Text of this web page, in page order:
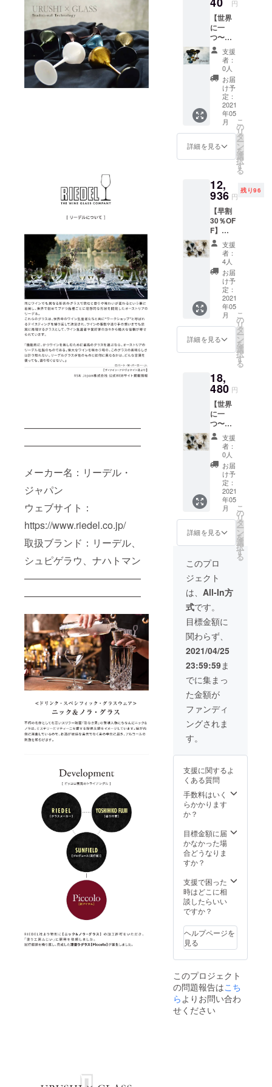
————————————
————————————
メーカー名：リーデル・
ジャパン
ウェブサイト：
https://www.riedel.co.jp/
取扱ブランド：リーデル、
シュピゲラウ、ナハトマン
————————————
————————————
円
【世界
に一
つ〜完
全ハン
ドメイ
ド〜】
Piccolo
（1脚）
販売予
定価
格：
9,240円
（税
込・送
料込）
支援
者：
0人
お届
け予
定：
2021
年05
月
詳細を見る
こ
の
リ
タ
ー
ン
を
選
択
す
る
12,
936 円
残り96
【早割
30％OF
F】
Piccolo
（2脚
セッ
ト） 販
売予定
価格：
18,480
円（税
込・送
料込）
の
30％OF
F
支援
者：
4人
お届
け予
定：
2021
年05
月
詳細を見る
こ
の
リ
タ
ー
ン
を
選
択
す
る
18,
480 円
【世界
に一
つ〜完
全ハン
ドメイ
ド〜】
Piccolo
（2脚
セッ
ト） 販
売予定
価格：
18,480
円（税
込・送
料込）
支援
者：
0人
お届
け予
定：
2021
年05
月
詳細を見る
こ
の
リ
タ
ー
ン
を
選
択
す
る
このプロ
ジェクト
は、 All-In方
式です。
目標金額に
関わらず、
2021/04/25
23:59:59ま
でに集まっ
た金額が
ファンディ
ングされま
す。
支援に関するよ
くある質問
手数料はいく
らかかります
か？
目標金額に届
かなかった場
合どうなりま
すか？
支援で困った
時はどこに相
談したらいい
ですか？
ヘルプページを
見る
このプロジェクト
の問題報告はこち
ら よりお問い合わ
せください